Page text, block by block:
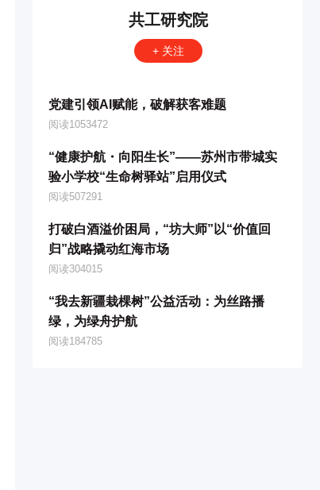
共工研究院
+ 关注
党建引领AI赋能，破解获客难题
阅读1053472
“健康护航・向阳生长”——苏州市带城实
验小学校“生命树驿站”启用仪式
阅读507291
打破白酒溢价困局，“坊大师”以“价值回
归”战略撬动红海市场
阅读304015
“我去新疆栽棵树”公益活动：为丝路播
绿，为绿舟护航
阅读184785